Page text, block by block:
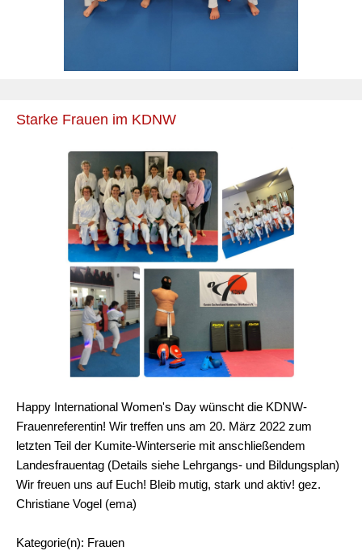
Starke Frauen im KDNW
Happy International Women's Day wünscht die KDNW-
Frauenreferentin! Wir treffen uns am 20. März 2022 zum
letzten Teil der Kumite-Winterserie mit anschließendem
Landesfrauentag (Details siehe Lehrgangs- und Bildungsplan)
Wir freuen uns auf Euch! Bleib mutig, stark und aktiv! gez.
Christiane Vogel (ema)
Kategorie(n): Frauen